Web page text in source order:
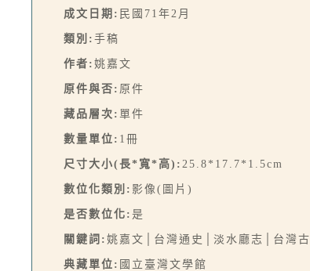
成文日期: 民國71年2月
類別: 手稿
作者: 姚嘉文
原件與否: 原件
藏品層次: 單件
數量單位: 1冊
尺寸大小(長*寬*高): 25.8*17.7*1.5cm
數位化類別: 影像(圖片)
是否數位化: 是
關鍵詞: 姚嘉文│台灣通史│淡水廳志│台灣
典藏單位: 國立臺灣文學館